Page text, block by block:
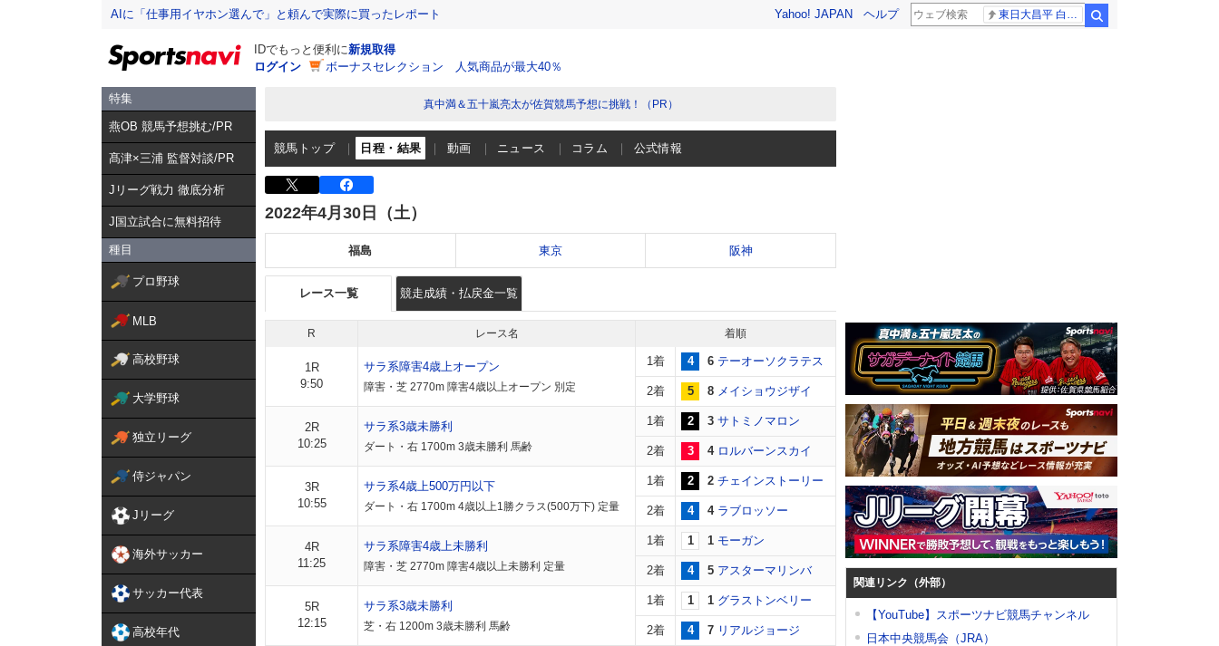
AIに「仕事用イヤホン選んで」と頼んで実際に買ったレポート Yahoo! JAPAN ヘルプ
IDでもっと便利に新規取得
ログイン
ボーナスセレクション 人気商品が最大40％
特集
燕OB 競馬予想挑む/PR
髙津×三浦 監督対談/PR
Jリーグ戦力 徹底分析
J国立試合に無料招待
種目
プロ野球
MLB
高校野球
大学野球
独立リーグ
侍ジャパン
Jリーグ
海外サッカー
サッカー代表
高校年代
真中満＆五十嵐亮太が佐賀競馬予想に挑戦！（PR）
競馬トップ 日程・結果 動画 ニュース コラム 公式情報
2022年4月30日（土）
福島 東京 阪神
レース一覧 競走成績・払戻金一覧
R レース名 着順
1R
9:50
サラ系障害4歳上オープン
障害・芝 2770m 障害4歳以上オープン 別定
1着 4 6 テーオーソクラテス
2着 5 8 メイショウジザイ
2R
10:25
サラ系3歳未勝利
ダート・右 1700m 3歳未勝利 馬齢
1着 2 3 サトミノマロン
2着 3 4 ロルバーンスカイ
3R
10:55
サラ系4歳上500万円以下
ダート・右 1700m 4歳以上1勝クラス(500万下) 定量
1着 2 2 チェインストーリー
2着 4 4 ラブロッソー
4R
11:25
サラ系障害4歳上未勝利
障害・芝 2770m 障害4歳以上未勝利 定量
1着 1 1 モーガン
2着 4 5 アスターマリンバ
5R
12:15
サラ系3歳未勝利
芝・右 1200m 3歳未勝利 馬齢
1着 1 1 グラストンベリー
2着 4 7 リアルジョージ
関連リンク（外部）
【YouTube】スポーツナビ競馬チャンネル
日本中央競馬会（JRA）